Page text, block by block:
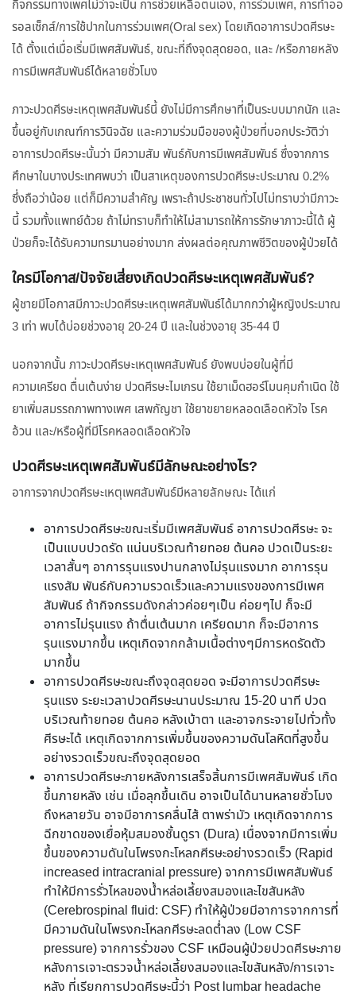
กิจกรรมทางเพศไม่ว่าจะเป็น การช่วยเหลือตนเอง, การร่วมเพศ, การทำออ
รอลเซ็กส์/การใช้ปากในการร่วมเพศ(Oral sex) โดยเกิดอาการปวดศีรษะ
ได้ ตั้งแต่เมื่อเริ่มมีเพศสัมพันธ์, ขณะที่ถึงจุดสุดยอด, และ /หรือภายหลัง
การมีเพศสัมพันธ์ได้หลายชั่วโมง
ภาวะปวดศีรษะเหตุเพศสัมพันธ์นี้ ยังไม่มีการศึกษาที่เป็นระบบมากนัก และ
ขึ้นอยู่กับเกณฑ์การวินิจฉัย และความร่วมมือของผู้ป่วยที่บอกประวัติว่า
อาการปวดศีรษะนั้นว่า มีความสัม พันธ์กับการมีเพศสัมพันธ์ ซึ่งจากการ
ศึกษาในบางประเทศพบว่า เป็นสาเหตุของการปวดศีรษะประมาณ 0.2%
ซึ่งถือว่าน้อย แต่ก็มีความสำคัญ เพราะถ้าประชาชนทั่วไปไม่ทราบว่ามีภาวะ
นี้ รวมทั้งแพทย์ด้วย ถ้าไม่ทราบก็ทำให้ไม่สามารถให้การรักษาภาวะนี้ได้ ผู้
ป่วยก็จะได้รับความทรมานอย่างมาก ส่งผลต่อคุณภาพชีวิตของผู้ป่วยได้
ใครมีโอกาส/ปัจจัยเสี่ยงเกิดปวดศีรษะเหตุเพศสัมพันธ์?
ผู้ชายมีโอกาสมีภาวะปวดศีรษะเหตุเพศสัมพันธ์ได้มากกว่าผู้หญิงประมาณ
3 เท่า พบได้บ่อยช่วงอายุ 20-24 ปี และในช่วงอายุ 35-44 ปี
นอกจากนั้น ภาวะปวดศีรษะเหตุเพศสัมพันธ์ ยังพบบ่อยในผู้ที่มี
ความเครียด ตื่นเต้นง่าย ปวดศีรษะไมเกรน ใช้ยาเม็ดฮอร์โมนคุมกำเนิด ใช้
ยาเพิ่มสมรรถภาพทางเพศ เสพกัญชา ใช้ยาขยายหลอดเลือดหัวใจ โรค
อ้วน และ/หรือผู้ที่มีโรคหลอดเลือดหัวใจ
ปวดศีรษะเหตุเพศสัมพันธ์มีลักษณะอย่างไร?
อาการจากปวดศีรษะเหตุเพศสัมพันธ์มีหลายลักษณะ ได้แก่
อาการปวดศีรษะขณะเริ่มมีเพศสัมพันธ์ อาการปวดศีรษะ จะ
เป็นแบบปวดรัด แน่นบริเวณท้ายทอย ต้นคอ ปวดเป็นระยะ
เวลาสั้นๆ อาการรุนแรงปานกลางไม่รุนแรงมาก อาการรุน
แรงสัม พันธ์กับความรวดเร็วและความแรงของการมีเพศ
สัมพันธ์ ถ้ากิจกรรมดังกล่าวค่อยๆเป็น ค่อยๆไป ก็จะมี
อาการไม่รุนแรง ถ้าตื่นเต้นมาก เครียดมาก ก็จะมีอาการ
รุนแรงมากขึ้น เหตุเกิดจากกล้ามเนื้อต่างๆมีการหดรัดตัว
มากขึ้น
อาการปวดศีรษะขณะถึงจุดสุดยอด จะมีอาการปวดศีรษะ
รุนแรง ระยะเวลาปวดศีรษะนานประมาณ 15-20 นาที ปวด
บริเวณท้ายทอย ต้นคอ หลังเบ้าตา และอาจกระจายไปทั่วทั้ง
ศีรษะได้ เหตุเกิดจากการเพิ่มขึ้นของความดันโลหิตที่สูงขึ้น
อย่างรวดเร็วขณะถึงจุดสุดยอด
อาการปวดศีรษะภายหลังการเสร็จสิ้นการมีเพศสัมพันธ์ เกิด
ขึ้นภายหลัง เช่น เมื่อลุกขึ้นเดิน อาจเป็นได้นานหลายชั่วโมง
ถึงหลายวัน อาจมีอาการคลื่นไส้ ตาพร่ามัว เหตุเกิดจากการ
ฉีกขาดของเยื่อหุ้มสมองชั้นดูรา (Dura) เนื่องจากมีการเพิ่ม
ขึ้นของความดันในโพรงกะโหลกศีรษะอย่างรวดเร็ว (Rapid
increased intracranial pressure) จากการมีเพศสัมพันธ์
ทำให้มีการรั่วไหลของน้ำหล่อเลี้ยงสมองและไขสันหลัง
(Cerebrospinal fluid: CSF) ทำให้ผู้ป่วยมีอาการจากการที่
มีความดันในโพรงกะโหลกศีรษะลดต่ำลง (Low CSF
pressure) จากการรั่วของ CSF เหมือนผู้ป่วยปวดศีรษะภาย
หลังการเจาะตรวจน้ำหล่อเลี้ยงสมองและไขสันหลัง/การเจาะ
หลัง ที่เรียกการปวดศีรษะนี้ว่า Post lumbar headache